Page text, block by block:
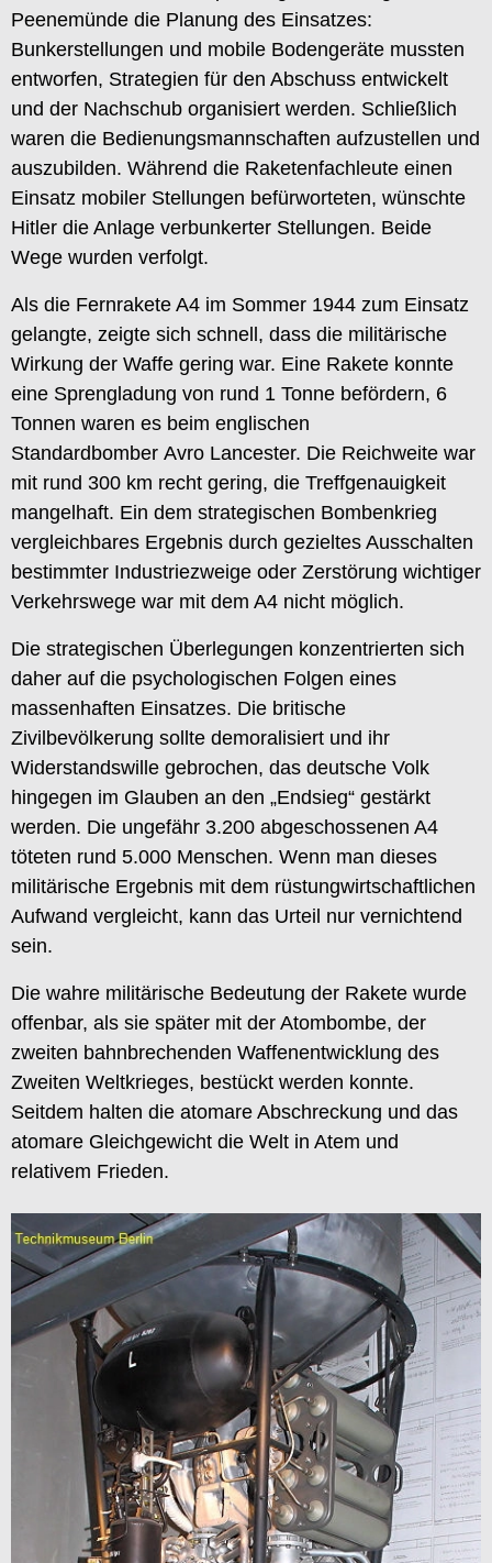
Peenemünde die Planung des Einsatzes:
Bunkerstellungen und mobile Bodengeräte mussten
entworfen, Strategien für den Abschuss entwickelt
und der Nachschub organisiert werden. Schließlich
waren die Bedienungsmannschaften aufzustellen und
auszubilden. Während die Raketenfachleute einen
Einsatz mobiler Stellungen befürworteten, wünschte
Hitler die Anlage verbunkerter Stellungen. Beide
Wege wurden verfolgt.
Als die Fernrakete A4 im Sommer 1944 zum Einsatz
gelangte, zeigte sich schnell, dass die militärische
Wirkung der Waffe gering war. Eine Rakete konnte
eine Sprengladung von rund 1 Tonne befördern, 6
Tonnen waren es beim englischen
Standardbomber Avro Lancester. Die Reichweite war
mit rund 300 km recht gering, die Treffgenauigkeit
mangelhaft. Ein dem strategischen Bombenkrieg
vergleichbares Ergebnis durch gezieltes Ausschalten
bestimmter Industriezweige oder Zerstörung wichtiger
Verkehrswege war mit dem A4 nicht möglich.
Die strategischen Überlegungen konzentrierten sich
daher auf die psychologischen Folgen eines
massenhaften Einsatzes. Die britische
Zivilbevölkerung sollte demoralisiert und ihr
Widerstandswille gebrochen, das deutsche Volk
hingegen im Glauben an den „Endsieg“ gestärkt
werden. Die ungefähr 3.200 abgeschossenen A4
töteten rund 5.000 Menschen. Wenn man dieses
militärische Ergebnis mit dem rüstungwirtschaftlichen
Aufwand vergleicht, kann das Urteil nur vernichtend
sein.
Die wahre militärische Bedeutung der Rakete wurde
offenbar, als sie später mit der Atombombe, der
zweiten bahnbrechenden Waffenentwicklung des
Zweiten Weltkrieges, bestückt werden konnte.
Seitdem halten die atomare Abschreckung und das
atomare Gleichgewicht die Welt in Atem und
relativem Frieden.